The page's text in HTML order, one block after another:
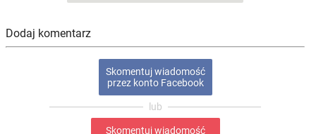
Dodaj komentarz
Skomentuj wiadomość
przez konto Facebook
Skomentuj wiadomość